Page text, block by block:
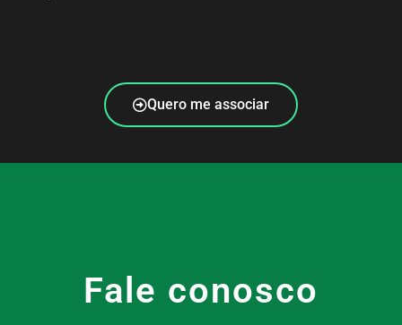
Quero me associar
Fale conosco